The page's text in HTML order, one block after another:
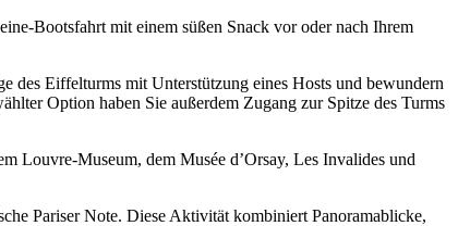
Bootsfahrt mit einem süßen Snack vor oder nach Ihrem
des Eiffelturms mit Unterstützung eines Hosts und bewundern
Option haben Sie außerdem Zugang zur Spitze des Turms
Louvre-Museum, dem Musée d’Orsay, Les Invalides und
Pariser Note. Diese Aktivität kombiniert Panoramablicke,